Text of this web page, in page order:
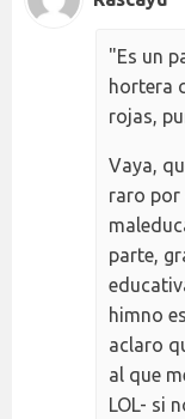
"Es un
hortera
rojas,
Vaya,
raro por
parte,
himno
aclaro
al que
LOL- si